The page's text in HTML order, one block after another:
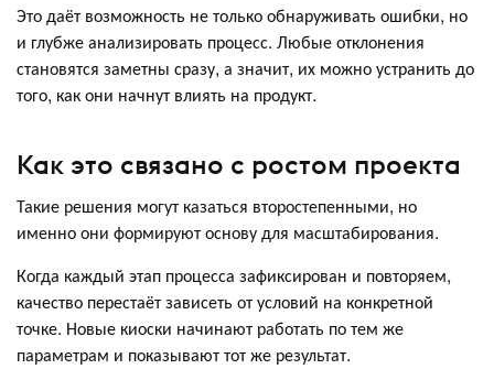
Это даёт возможность не только обнаруживать ошибки, но
и глубже анализировать процесс. Любые отклонения
становятся заметны сразу, а значит, их можно устранить до
того, как они начнут влиять на продукт.
Как это связано с ростом проекта
Такие решения могут казаться второстепенными, но
именно они формируют основу для масштабирования.
Когда каждый этап процесса зафиксирован и повторяем,
качество перестаёт зависеть от условий на конкретной
точке. Новые киоски начинают работать по тем же
параметрам и показывают тот же результат.